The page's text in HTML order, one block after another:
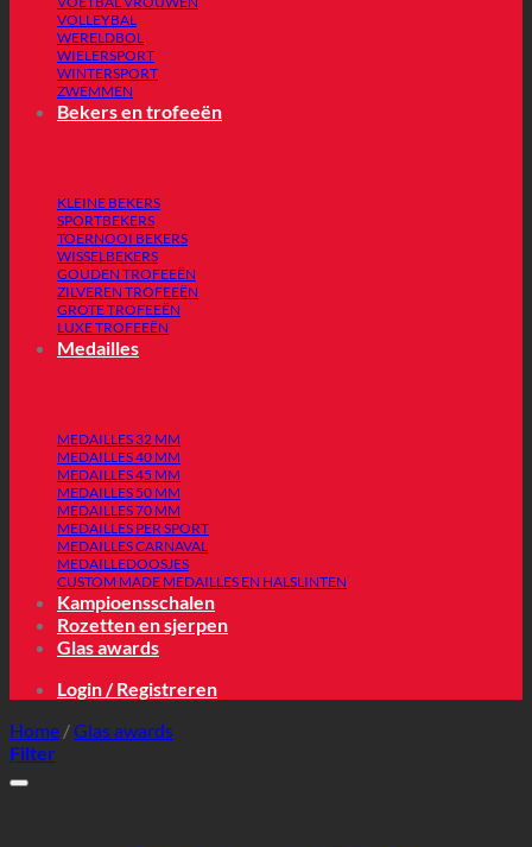
VOLLEYBAL
WERELDBOL
WIELERSPORT
WINTERSPORT
ZWEMMEN
Bekers en trofeeën
KLEINE BEKERS
SPORTBEKERS
TOERNOOI BEKERS
WISSELBEKERS
GOUDEN TROFEEËN
ZILVEREN TROFEEËN
GROTE TROFEEËN
LUXE TROFEEËN
Medailles
MEDAILLES 32 MM
MEDAILLES 40 MM
MEDAILLES 45 MM
MEDAILLES 50 MM
MEDAILLES 70 MM
MEDAILLES PER SPORT
MEDAILLES CARNAVAL
MEDAILLEDOOSJES
CUSTOM MADE MEDAILLES EN HALSLINTEN
Kampioensschalen
Rozetten en sjerpen
Glas awards
Login / Registreren
Home /Glas awards
Filter